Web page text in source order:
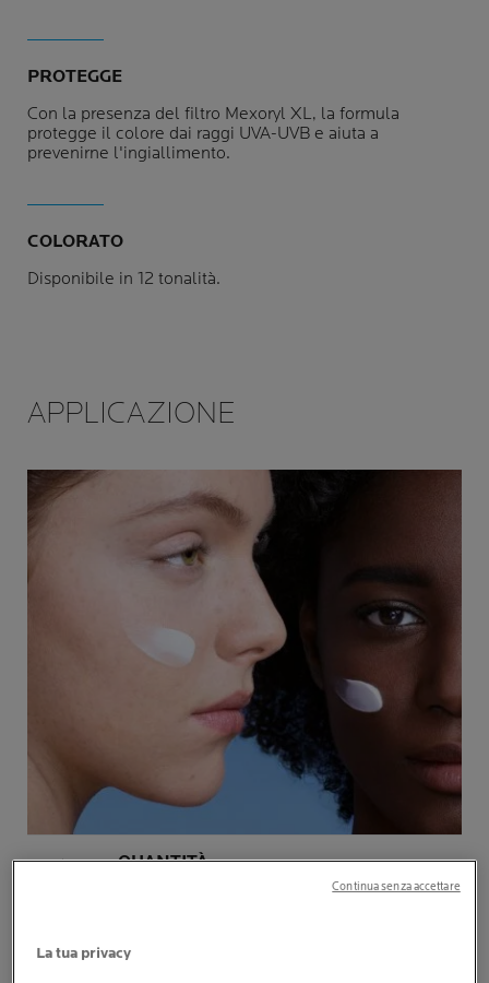
PROTEGGE
Con la presenza del filtro Mexoryl XL, la formula
protegge il colore dai raggi UVA-UVB e aiuta a
prevenirne l'ingiallimento.
COLORATO
Disponibile in 12 tonalità.
APPLICAZIONE
QUANTITÀ
Applica 2 strati di colore su ogni
QUANDO
La tua privacy
Continua senza accettare